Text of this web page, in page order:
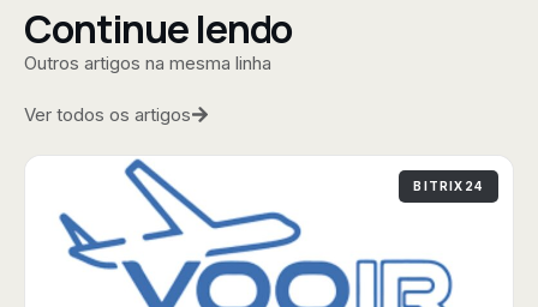
Continue lendo
Outros artigos na mesma linha
Ver todos os artigos
BITRIX24